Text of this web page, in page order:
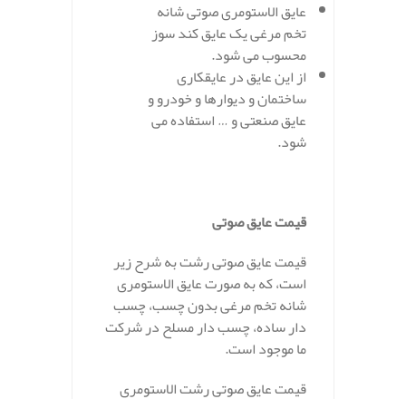
عایق الاستومری صوتی شانه
تخم مرغی یک عایق کند سوز
محسوب می شود.
از این عایق در عایقکاری
ساختمان و دیوارها و خودرو و
عایق صنعتی و … استفاده می
شود.
قیمت عایق صوتی
قیمت عایق صوتی رشت به شرح زیر
است، که به صورت عایق الاستومری
شانه تخم مرغی بدون چسب، چسب
دار ساده، چسب دار مسلح در شرکت
ما موجود است.
قیمت عایق صوتی رشت الاستومری